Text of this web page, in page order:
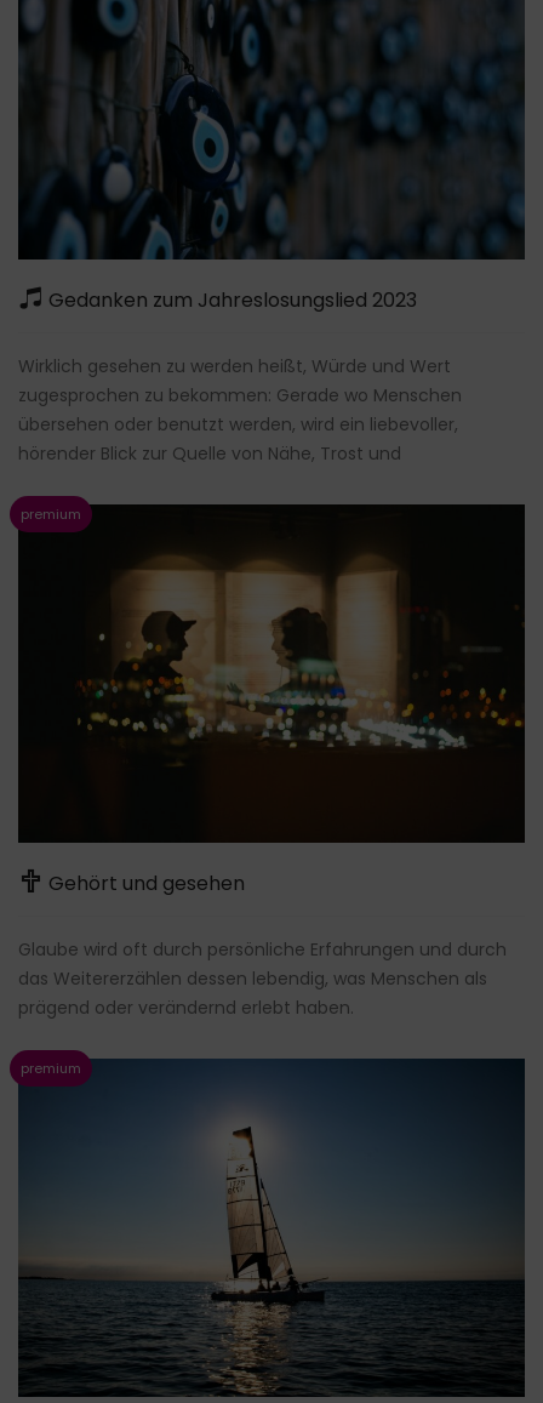
Gedanken zum Jahreslosungslied 2023
Wirklich gesehen zu werden heißt, Würde und Wert
zugesprochen zu bekommen: Gerade wo Menschen
übersehen oder benutzt werden, wird ein liebevoller,
hörender Blick zur Quelle von Nähe, Trost und
Gehört und gesehen
Glaube wird oft durch persönliche Erfahrungen und durch
das Weitererzählen dessen lebendig, was Menschen als
prägend oder verändernd erlebt haben.